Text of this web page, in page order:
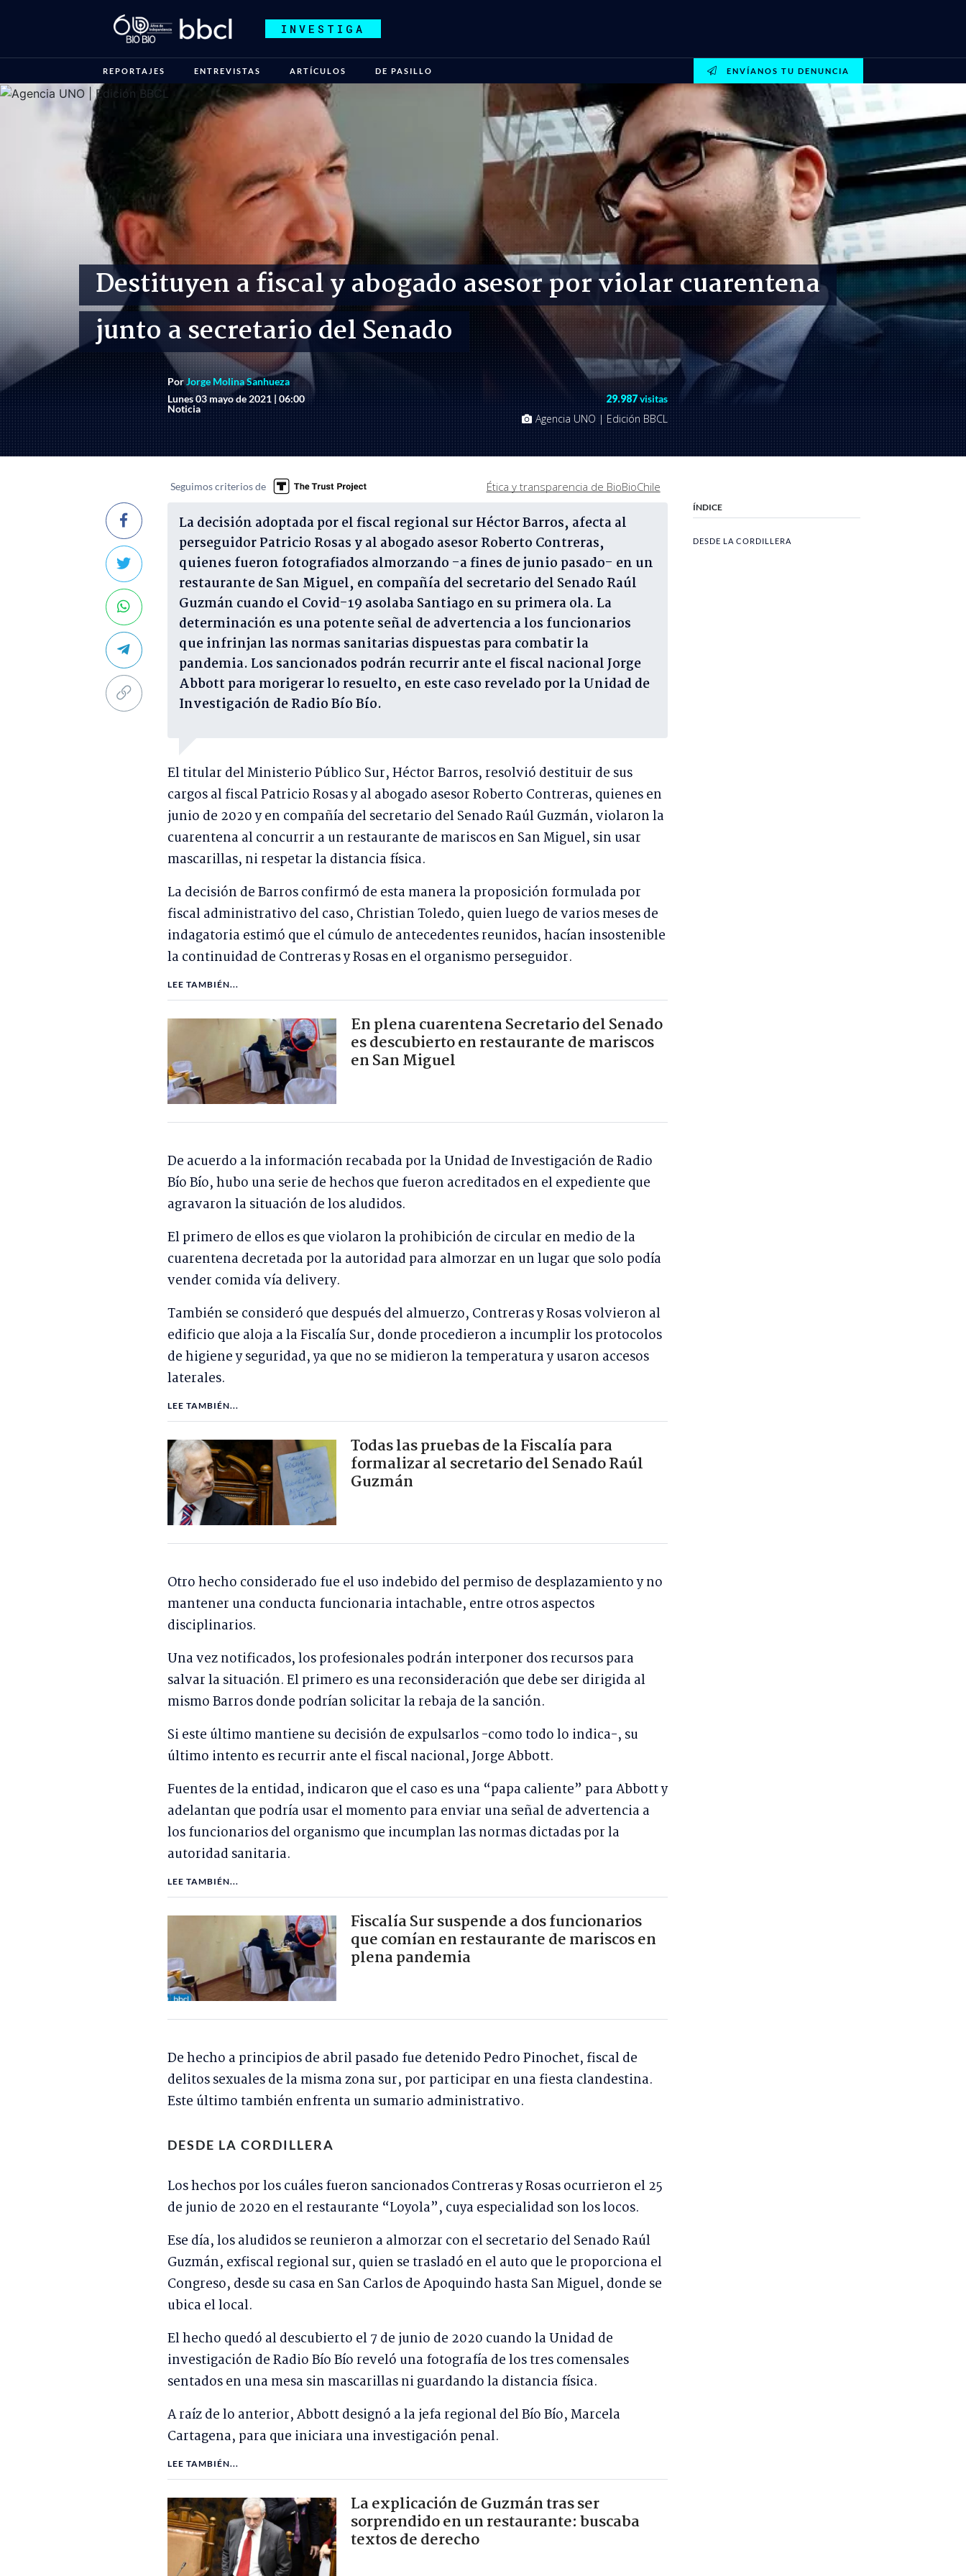
INVESTIGA
REPORTAJES ENTREVISTAS ARTÍCULOS DE PASILLO ENVÍANOS TU DENUNCIA
Destituyen a fiscal y abogado asesor por violar cuarentena
junto a secretario del Senado
PorJorge Molina Sanhueza
Lunes 03 mayo de 2021 | 06:00
Noticia
29.987visitas
Agencia UNO | Edición BBCL
Seguimos criterios de Ética y transparencia de BioBioChile
La decisión adoptada por el fiscal regional sur Héctor Barros, afecta al
perseguidor Patricio Rosas y al abogado asesor Roberto Contreras,
quienes fueron fotografiados almorzando -a fines de junio pasado- en un
restaurante de San Miguel, en compañía del secretario del Senado Raúl
Guzmán cuando el Covid-19 asolaba Santiago en su primera ola. La
determinación es una potente señal de advertencia a los funcionarios
que infrinjan las normas sanitarias dispuestas para combatir la
pandemia. Los sancionados podrán recurrir ante el fiscal nacional Jorge
Abbott para morigerar lo resuelto, en este caso revelado por laUnidad de
Investigación de Radio Bío Bío.
El titular del Ministerio Público Sur, Héctor Barros, resolvió destituir de sus
cargos al fiscal Patricio Rosas y al abogado asesor Roberto Contreras, quienes en
junio de 2020 y en compañía del secretario del Senado Raúl Guzmán, violaron la
cuarentena al concurrir a un restaurante de mariscos en San Miguel, sin usar
mascarillas, ni respetar la distancia física.
La decisión de Barros confirmó de esta manera la proposición formulada por
fiscal administrativo del caso, Christian Toledo, quien luego de varios meses de
indagatoria estimó que el cúmulo de antecedentes reunidos, hacían insostenible
la continuidad de Contreras y Rosas en el organismo perseguidor.
LEE TAMBIÉN...
En plena cuarentena Secretario del Senado
es descubierto en restaurante de mariscos
en San Miguel
De acuerdo a la información recabada por la Unidad de Investigación de Radio
Bío Bío, hubo una serie de hechos que fueron acreditados en el expediente que
agravaron la situación de los aludidos.
El primero de ellos es que violaron la prohibición de circular en medio de la
cuarentena decretada por la autoridad para almorzar en un lugar que solo podía
vender comida vía delivery.
También se consideró que después del almuerzo, Contreras y Rosas volvieron al
edificio que aloja a la Fiscalía Sur, donde procedieron a incumplir los protocolos
de higiene y seguridad, ya que no se midieron la temperatura y usaron accesos
laterales.
LEE TAMBIÉN...
Todas las pruebas de la Fiscalía para
formalizar al secretario del Senado Raúl
Guzmán
Otro hecho considerado fue el uso indebido del permiso de desplazamiento y no
mantener una conducta funcionaria intachable, entre otros aspectos
disciplinarios.
Una vez notificados, los profesionales podrán interponer dos recursos para
salvar la situación. El primero es una reconsideración que debe ser dirigida al
mismo Barros donde podrían solicitar la rebaja de la sanción.
Si este último mantiene su decisión de expulsarlos -como todo lo indica-, su
último intento es recurrir ante el fiscal nacional, Jorge Abbott.
Fuentes de la entidad, indicaron que el caso es una “papa caliente” para Abbott y
adelantan que podría usar el momento para enviar una señal de advertencia a
los funcionarios del organismo que incumplan las normas dictadas por la
autoridad sanitaria.
LEE TAMBIÉN...
Fiscalía Sur suspende a dos funcionarios
que comían en restaurante de mariscos en
plena pandemia
De hecho a principios de abril pasado fue detenido Pedro Pinochet, fiscal de
delitos sexuales de la misma zona sur, por participar en una fiesta clandestina.
Este último también enfrenta un sumario administrativo.
DESDE LA CORDILLERA
Los hechos por los cuáles fueron sancionados Contreras y Rosas ocurrieron el 25
de junio de 2020 en el restaurante “Loyola”, cuya especialidad son los locos.
Ese día, los aludidos se reunieron a almorzar con el secretario del Senado Raúl
Guzmán, exfiscal regional sur, quien se trasladó en el auto que le proporciona el
Congreso, desde su casa en San Carlos de Apoquindo hasta San Miguel, donde se
ubica el local.
El hecho quedó al descubierto el 7 de junio de 2020 cuando la Unidad de
investigación de Radio Bío Bío reveló una fotografía de los tres comensales
sentados en una mesa sin mascarillas ni guardando la distancia física.
A raíz de lo anterior, Abbott designó a la jefa regional del Bío Bío, Marcela
Cartagena, para que iniciara una investigación penal.
LEE TAMBIÉN...
La explicación de Guzmán tras ser
sorprendido en un restaurante: buscaba
textos de derecho
ÍNDICE
DESDE LA CORDILLERA